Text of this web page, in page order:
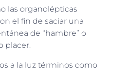
las organolépticas
el fin de saciar una
de “hambre” o
placer.
a la luz términos como